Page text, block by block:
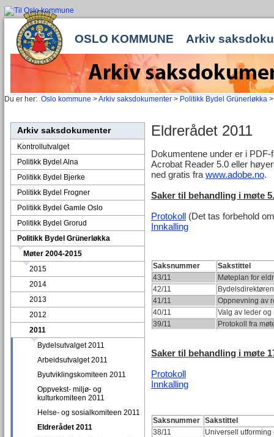
OSLO KOMMUNE Arkiv
Du er her: Oslo kommune >Arkiv saksdokumenter > Politikk Bydel Grünerløkka
Arkiv saksdokumenter
Kontrollutvalget
Politikk Bydel Alna
Politikk Bydel Bjerke
Politikk Bydel Frogner
Politikk Bydel Gamle Oslo
Politikk Bydel Grorud
Politikk Bydel Grünerløkka
Møter 2004-2015
2015
2014
2013
2012
2011
Bydelsutvalget 2011
Arbeidsutvalget 2011
Byutviklingskomiteen 2011
Oppvekst- miljø- og
kulturkomiteen 2011
Helse- og sosialkomiteen 2011
Eldrerådet 2011
Eldrerådet 2011
Dokumentene under er i
Acrobat Reader 5.0 eller
ned gratis fra www.adobe.no.
Saker til behandling i møte
Protokoll (Det tas forbehold
Innkalling
Saksnummer
Sakstittel
43/11
Møteplan for
42/11
41/11
Oppnevning av
40/11
Valg av leder
39/11
Protokoll fra
Saker til behandling i møte
Protokoll
Innkalling
Saksnummer Sakstittel
38/11
Universell